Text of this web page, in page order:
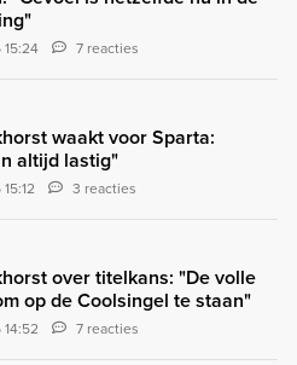
7 reacties
waakt voor Sparta:
altijd lastig"
3 reacties
over titelkans: "De volle
op de Coolsingel te staan"
7 reacties